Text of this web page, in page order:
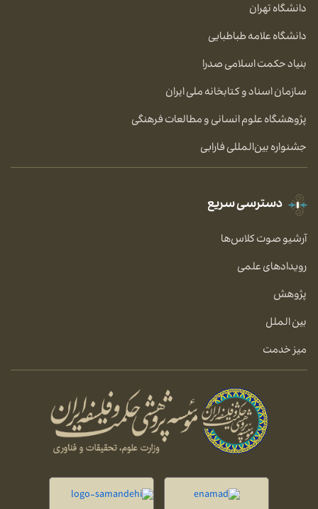
دانشگاه تهران
دانشگاه علامه طباطبایی
بنیاد حکمت اسلامی صدرا
سازمان اسناد و کتابخانه ملی ایران
پژوهشگاه علوم انسانی و مطالعات فرهنگی
جشنواره بین‌المللی فارابی
دسترسی سریع
آرشیو صوت کلاس‌ها
رویدادهای علمی
پژوهش
بین الملل
میز خدمت